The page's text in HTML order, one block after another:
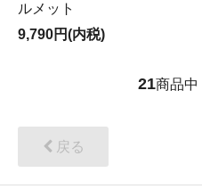
ルメット
9,790円(内税)
21商品中
戻る